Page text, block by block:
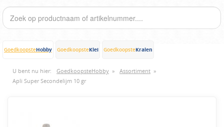
GoedkoopsteHobby GoedkoopsteKlei GoedkoopsteKralen
U bent nu hier: GoedkoopsteHobby » Assortiment »
Apli Super Secondelijm 10 gr